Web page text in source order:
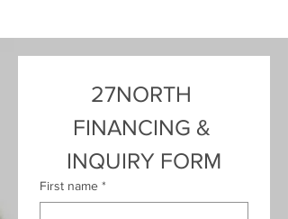
27NORTH
FINANCING &
INQUIRY FORM
First name *